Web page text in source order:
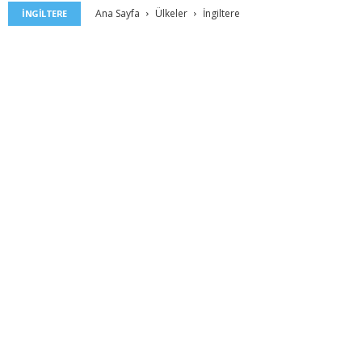
İNGILTERE Ana Sayfa Ülkeler İngiltere